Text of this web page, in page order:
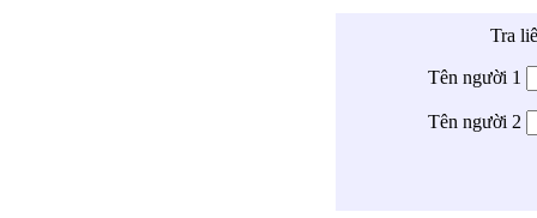
Tra
Tên người 1
Tên người 2